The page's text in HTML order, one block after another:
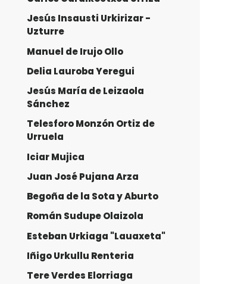
Jesús Insausti Urkirizar -
Uzturre
Manuel de Irujo Ollo
Delia Lauroba Yeregui
Jesús María de Leizaola
Sánchez
Telesforo Monzón Ortiz de
Urruela
Iciar Mujica
Juan José Pujana Arza
Begoña de la Sota y Aburto
Román Sudupe Olaizola
Esteban Urkiaga "Lauaxeta"
Iñigo Urkullu Renteria
Tere Verdes Elorriaga